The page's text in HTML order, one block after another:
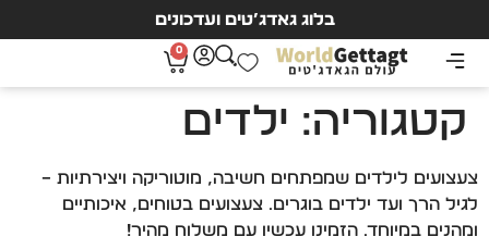
בלוג גאדג’טים ועדכונים
0
קטגוריה: ילדים
צעצועים לילדים שמפתחים חשיבה, מוטוריקה ויצירתיות –
לגיל הרך ועד ילדים בוגרים. צעצועים בטוחים, איכותיים
ומהנים במיוחד. הזמינו עכשיו עם משלוח מהיר!